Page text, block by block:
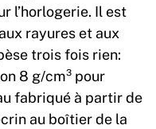
l’horlogerie. Il est
rayures et aux
trois fois rien:
8 g/cm³ pour
fabriqué à partir de
au boîtier de la